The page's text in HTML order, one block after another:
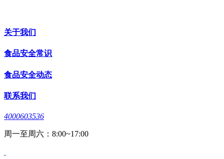
关于我们
食品安全常识
食品安全动态
联系我们
4000603536
周一至周六：8:00~17:00